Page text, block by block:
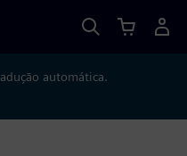
automática.